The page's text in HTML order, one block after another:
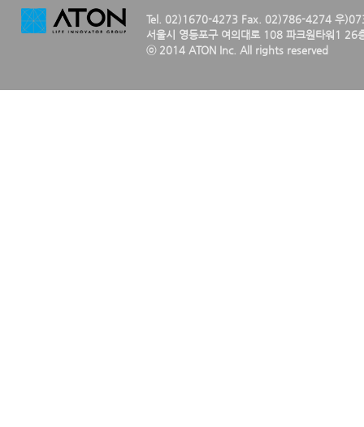
Tel. 02)1670-4273 Fax. 02)786-4274 우
서울시 영등포구 여의대로 108 파크원타워1 26
ⓒ 2014 ATON Inc. All rights reserved